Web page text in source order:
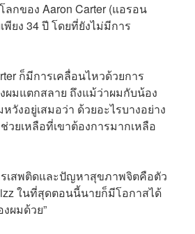
กของ Aaron Carter (แอรอน
ยง 34 ปี โดยที่ยังไม่มีการ
ก็มีการเคลื่อนไหวด้วยการ
ผมแตกสลาย ถึงแม้ว่าผมกับน้อง
งอยู่เสมอว่า ด้วยอะไรบางอย่าง
ยเหลือที่เขาต้องการมากเหลือ
รเสพติดและปัญหาสุขภาพจิตคือตัว
ในที่สุดตอนนี้นายก็มีโอกาสได้
ผมด้วย”